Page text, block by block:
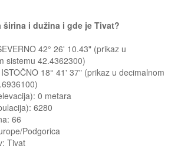
širina i dužina i gde je Tivat?
42° 26' 10.43" (prikaz u
sistemu 42.4362300)
18° 41' 37" (prikaz u decimalnom
0 metara
6280
66
Podgorica
Tivat